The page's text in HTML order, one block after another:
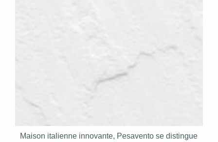
Maison italienne innovante, Pesavento se distingue